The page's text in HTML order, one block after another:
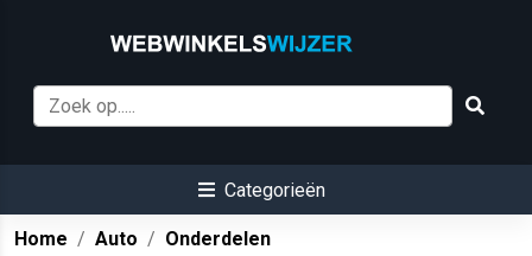
Categorieën
Home Auto
Onderdelen